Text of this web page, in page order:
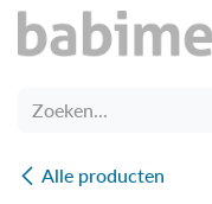
Overslaan naar inhoud
Alle producten